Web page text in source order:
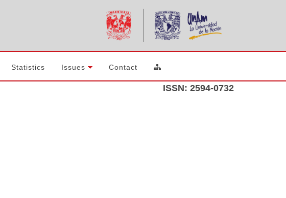
Statistics Issues Contact
ISSN: 2594-0732